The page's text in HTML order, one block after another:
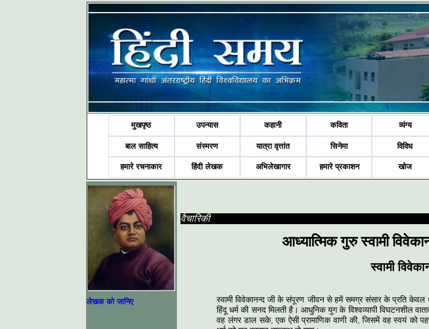
मुखपृष्ठ उपन्यास कहानी कविता व्यंग्य
बाल साहित्य संस्मरण यात्रा वृत्तांत सिनेमा विविध
हमारे रचनाकार हिंदी लेखक अभिलेखागार हमारे प्रकाशन खोज
लेखक को जानिए
वैचारिकी
आध्यात्मिक गुरु स्वामी
स्वामी
स्वामी विवेकानन्द जी के संपूरण जीवन से हमें समग्र संसार के प्रति
हिंदू धर्म की सनद मिलती है। आधुनिक युग के विश्वव्यापी विघटनशील
वह लंगर डाल सके, एक ऐसी प्रामाणिक वाणी की, जिसमें वह स्वयं को